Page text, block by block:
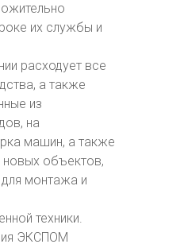
их службы и
расходует все
а также
из
на
машин, а также
новых объектов,
монтажа и
техники.
ЭКСПОМ